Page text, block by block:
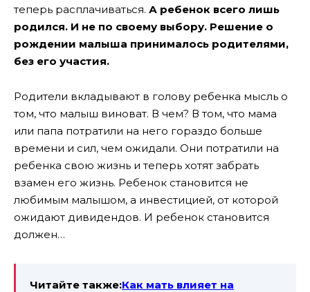
теперь расплачиваться. А ребенок всего лишь
родился. И не по своему выбору. Решение о
рождении малыша принималось родителями,
без его участия.
Родители вкладывают в голову ребенка мысль о
том, что малыш виноват. В чем? В том, что мама
или папа потратили на него гораздо больше
времени и сил, чем ожидали. Они потратили на
ребенка свою жизнь и теперь хотят забрать
взамен его жизнь. Ребенок становится не
любимым малышом, а инвестицией, от которой
ожидают дивидендов. И ребенок становится
должен…
Читайте также:Как мать влияет на